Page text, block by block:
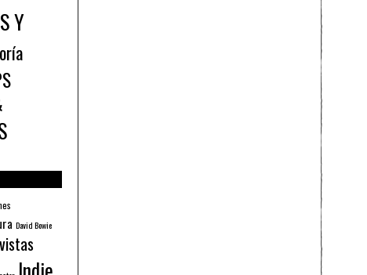
Y
David Bowie